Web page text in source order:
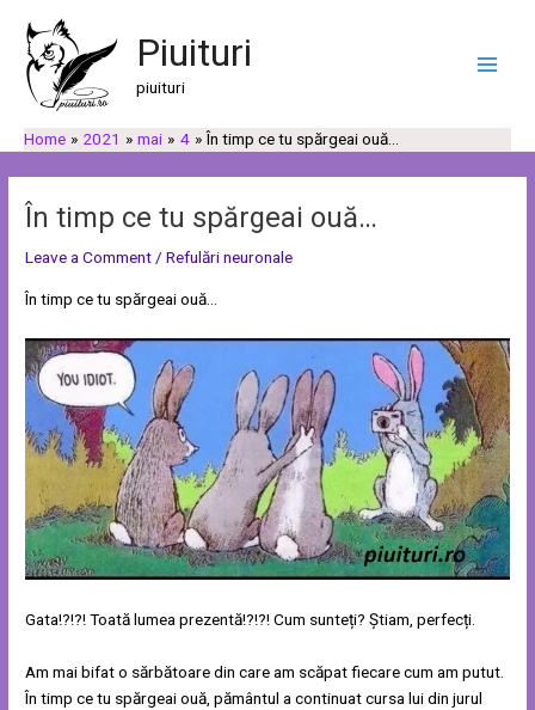
content
Piuituri
piuituri
Menu
Home 2021 mai 4 În timp ce tu spărgeai ouă…
În timp ce tu spărgeai ouă…
Leave a Comment/Refulări neuronale
În timp ce tu spărgeai ouă…
Gata!?!?! Toată lumea prezentă!?!?! Cum sunteți? Știam, perfecți.
Am mai bifat o sărbătoare din care am scăpat fiecare cum am putut.
În timp ce tu spărgeai ouă, pământul a continuat cursa lui din jurul
navigation
a
u
ă
a
t
g
o
r